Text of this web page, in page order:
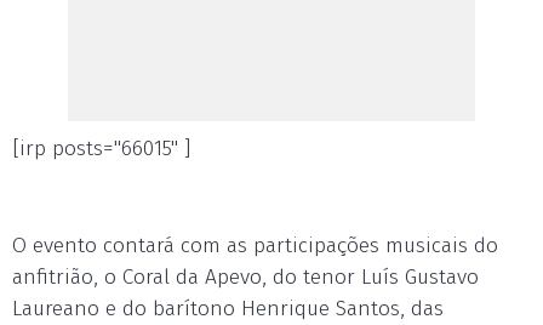
[irp posts="66015" ]
O evento contará com as participações musicais do
anfitrião, o Coral da Apevo, do tenor Luís Gustavo
Laureano e do barítono Henrique Santos, das